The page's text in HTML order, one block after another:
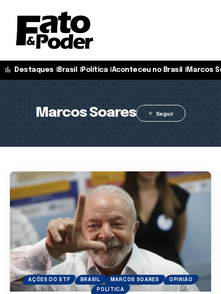
Destaques Brasil Política Aconteceu no Brasil Marcos
Marcos Soares
AÇÕES DO STF BRASIL MARCOS SOARES
OPINIÃO
POLÍTICA